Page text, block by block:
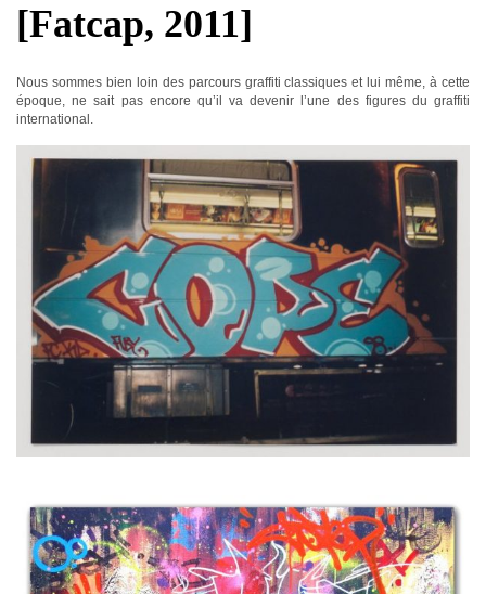
[Fatcap, 2011]
Nous sommes bien loin des parcours graffiti classiques et lui même, à cette
époque, ne sait pas encore qu’il va devenir l’une des figures du graffiti
international.